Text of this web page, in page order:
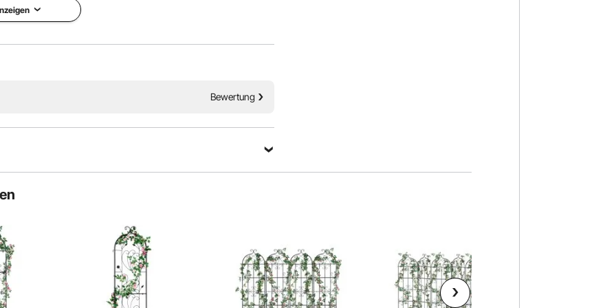
Ranken und Wachsen.
Zoll) dickem Kohlenstoffstahl gefertigt und mit einer
29 cm (11,42 Zoll) langen Erdspieße verankern sich
sorgen so für einen stabilen, kippsicheren Halt.
Bewertung